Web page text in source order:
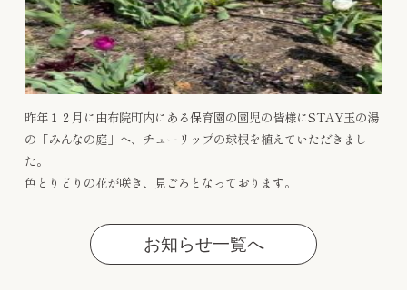
昨年１２月に由布院町内にある保育園の園児の皆様にSTAY玉の湯
の「みんなの庭」へ、チューリップの球根を植えていただきまし
た。
色とりどりの花が咲き、見ごろとなっております。
お知らせ一覧へ